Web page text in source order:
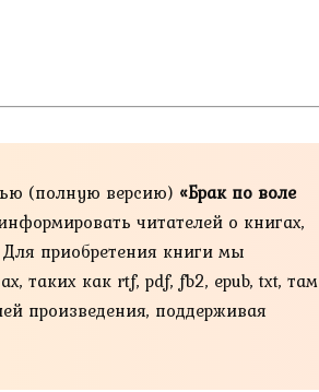
(полную версию) «Брак по воле
читателей о книгах,
приобретения книги мы
таких как rtf, pdf, fb2, epub, txt, там
произведения, поддерживая